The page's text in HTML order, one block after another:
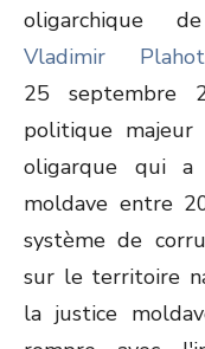
oligarchique
Vladimir
25 septembre
politique
oligarque qui
moldave entre
système de
sur le territoire
la justice